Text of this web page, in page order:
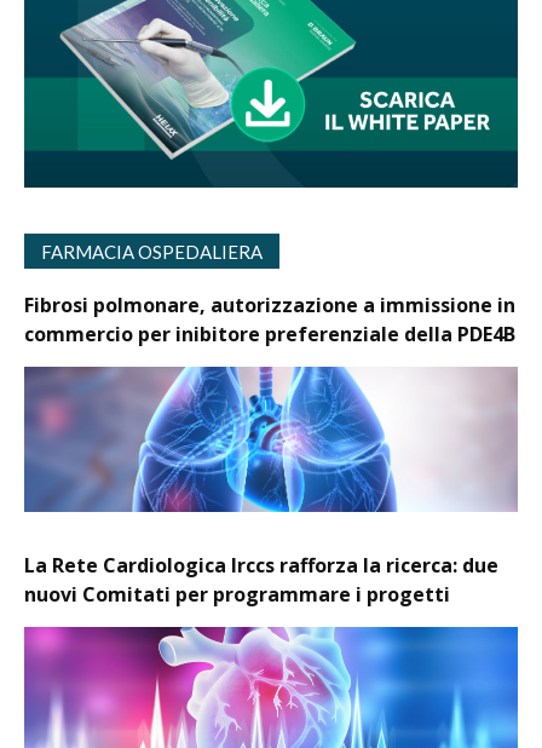
FARMACIA OSPEDALIERA
Fibrosi polmonare, autorizzazione a immissione in
commercio per inibitore preferenziale della PDE4B
La Rete Cardiologica Irccs rafforza la ricerca: due
nuovi Comitati per programmare i progetti